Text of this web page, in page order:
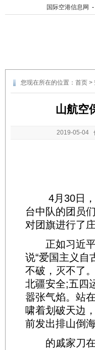
国际空港信息网 -
您现在所在的位置： 首页 >
山航空
2019-05-04
4月30日，
台中队的团员
对团旗进行了
正如习近平
说“爱国主义自
不破，灭不了
北疆安全;五四
嚣张气焰。站
啸着划破天边
前发出排山倒
的戚家刀在